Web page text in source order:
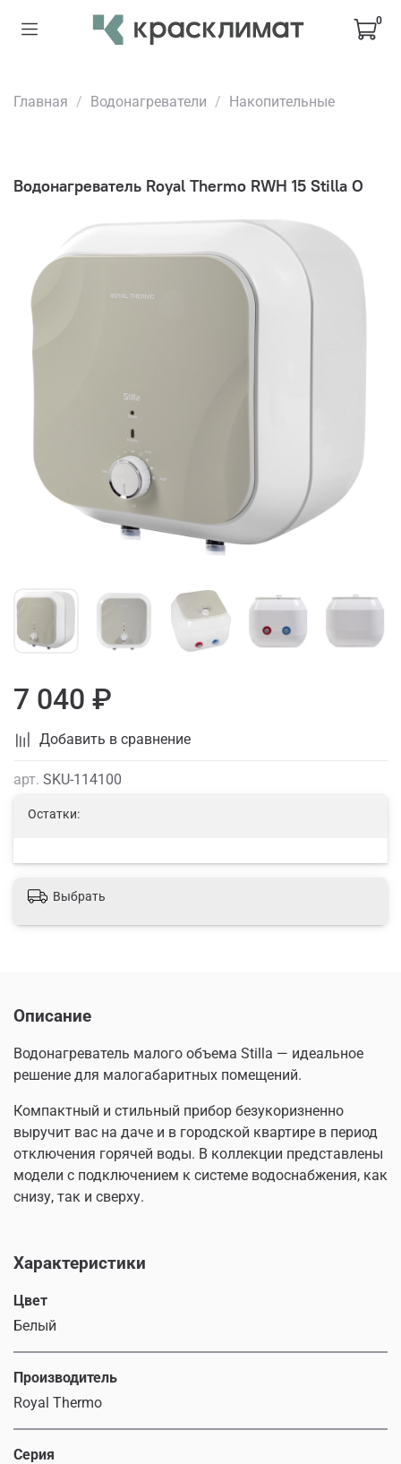
0
Главная Водонагреватели Накопительные
Водонагреватель Royal Thermo RWH 15 Stilla O
Добавить в сравнение
арт. SKU-114100
7 040 ₽
Остатки:
Выбрать
Описание
Водонагреватель малого объема Stilla — идеальное
решение для малогабаритных помещений.
Компактный и стильный прибор безукоризненно
выручит вас на даче и в городской квартире в период
отключения горячей воды. В коллекции представлены
модели с подключением к системе водоснабжения, как
снизу, так и сверху.
Характеристики
Цвет
Белый
Производитель
Royal Thermo
Серия